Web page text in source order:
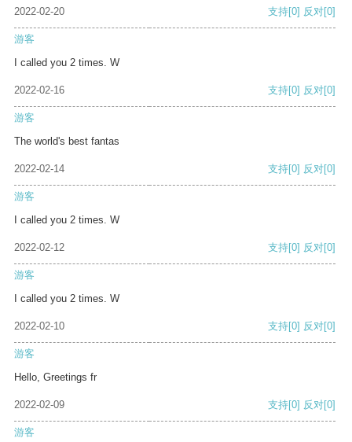
2022-02-20 支持[0] 反对[0]
游客
I called you 2 times. W
2022-02-16 支持[0] 反对[0]
游客
The world's best fantas
2022-02-14 支持[0] 反对[0]
游客
I called you 2 times. W
2022-02-12 支持[0] 反对[0]
游客
I called you 2 times. W
2022-02-10 支持[0] 反对[0]
游客
Hello, Greetings fr
2022-02-09 支持[0] 反对[0]
游客